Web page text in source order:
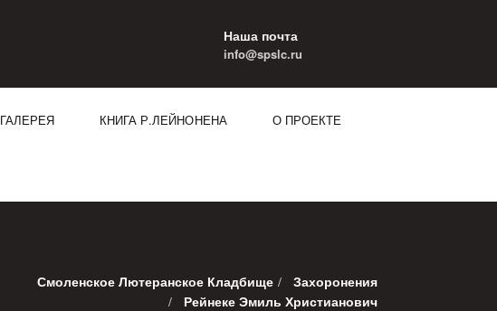
Наша почта
info@spslc.ru
ГАЛЕРЕЯ КНИГА Р.ЛЕЙНОНЕНА О ПРОЕКТЕ
Смоленское Лютеранское Кладбище
Захоронения
Рейнеке Эмиль Христианович